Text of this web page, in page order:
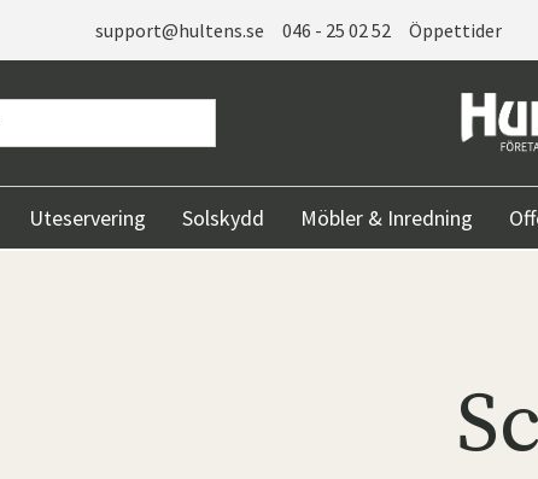
support@hultens.se 046 - 25 02 52 Öppettider
Uteservering Solskydd Möbler & Inredning